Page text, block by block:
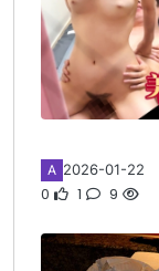
A 2026-01-22
0 1 9